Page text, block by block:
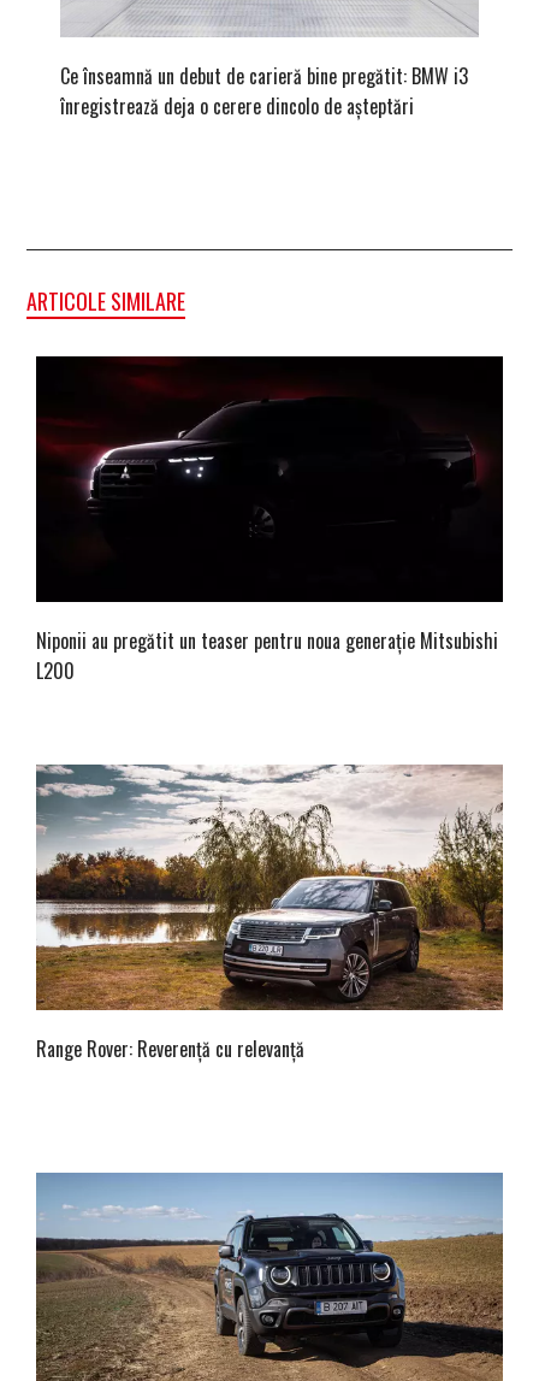
Ce înseamnă un debut de carieră bine pregătit: BMW i3
înregistrează deja o cerere dincolo de așteptări
ARTICOLE SIMILARE
Niponii au pregătit un teaser pentru noua generație Mitsubishi
L200
Range Rover: Reverență cu relevanță